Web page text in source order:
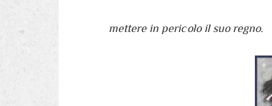
mettere in pericolo il suo regno.